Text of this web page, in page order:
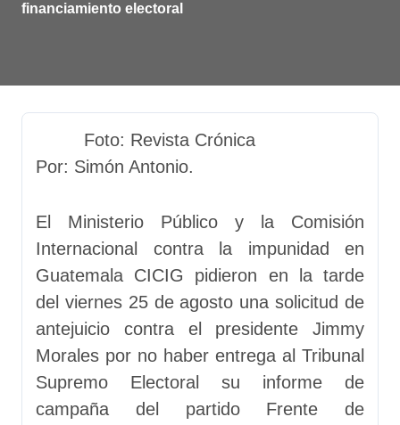
financiamiento electoral
Foto: Revista Crónica
Por: Simón Antonio.
El Ministerio Público y la Comisión
Internacional contra la impunidad en
Guatemala CICIG pidieron en la tarde
del viernes 25 de agosto una solicitud de
antejuicio contra el presidente Jimmy
Morales por no haber entrega al Tribunal
Supremo Electoral su informe de
campaña del partido Frente de